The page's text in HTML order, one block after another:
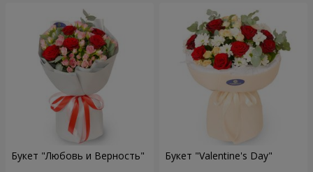
Букет "Любовь и Верность" Букет "Valentine's Day"